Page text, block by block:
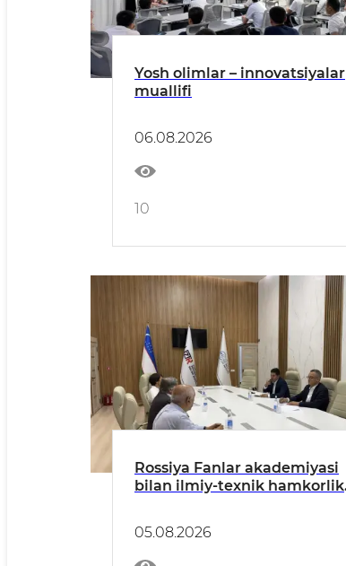
Yosh olimlar – innovatsiyalar
muallifi
06.08.2026
10
Rossiya Fanlar akademiyasi
bilan ilmiy-texnik hamkorlik
05.08.2026